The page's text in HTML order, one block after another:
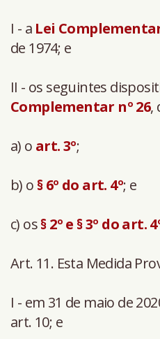
I - a Lei
de 1974; e
II - os seguintes
Complementar nº26,
a) o art. 3º;
b) o § 6º do art. 4º; e
c) os§ 2º e § 3º do art.
Art. 11. Esta Medida
I - em 31 de maio de
art. 10; e